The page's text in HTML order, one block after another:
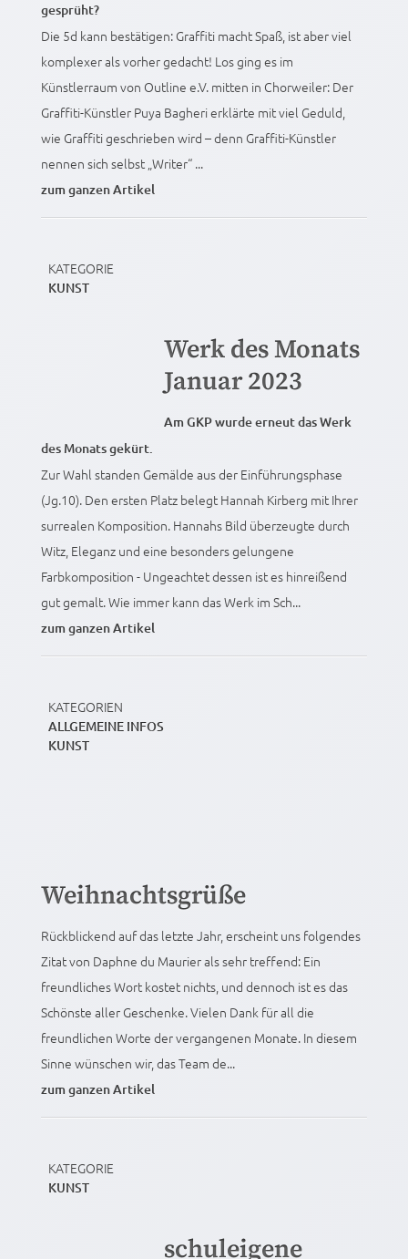
gesprüht?
Die 5d kann bestätigen: Graffiti macht Spaß, ist aber viel
komplexer als vorher gedacht! Los ging es im
Künstlerraum von Outline e.V. mitten in Chorweiler: Der
Graffiti-Künstler Puya Bagheri erklärte mit viel Geduld,
wie Graffiti geschrieben wird – denn Graffiti-Künstler
nennen sich selbst „Writer“ ...
zum ganzen Artikel
KATEGORIE
KUNST
Werk des Monats
Januar 2023
Am GKP wurde erneut das Werk
des Monats gekürt.
Zur Wahl standen Gemälde aus der Einführungsphase
(Jg.10). Den ersten Platz belegt Hannah Kirberg mit Ihrer
surrealen Komposition. Hannahs Bild überzeugte durch
Witz, Eleganz und eine besonders gelungene
Farbkomposition - Ungeachtet dessen ist es hinreißend
gut gemalt. Wie immer kann das Werk im Sch...
zum ganzen Artikel
KATEGORIEN
ALLGEMEINE INFOS
KUNST
Weihnachtsgrüße
Rückblickend auf das letzte Jahr, erscheint uns folgendes
Zitat von Daphne du Maurier als sehr treffend: Ein
freundliches Wort kostet nichts, und dennoch ist es das
Schönste aller Geschenke. Vielen Dank für all die
freundlichen Worte der vergangenen Monate. In diesem
Sinne wünschen wir, das Team de...
zum ganzen Artikel
KATEGORIE
KUNST
schuleigene